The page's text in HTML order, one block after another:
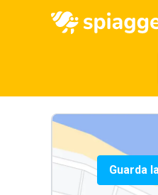
Guarda